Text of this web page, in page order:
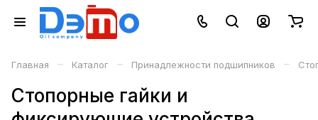
Главная – Каталог – Принадлежности подшипников –
Стопорные гайки и